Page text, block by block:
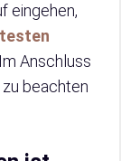
eingehen,
. Im Anschluss
beachten